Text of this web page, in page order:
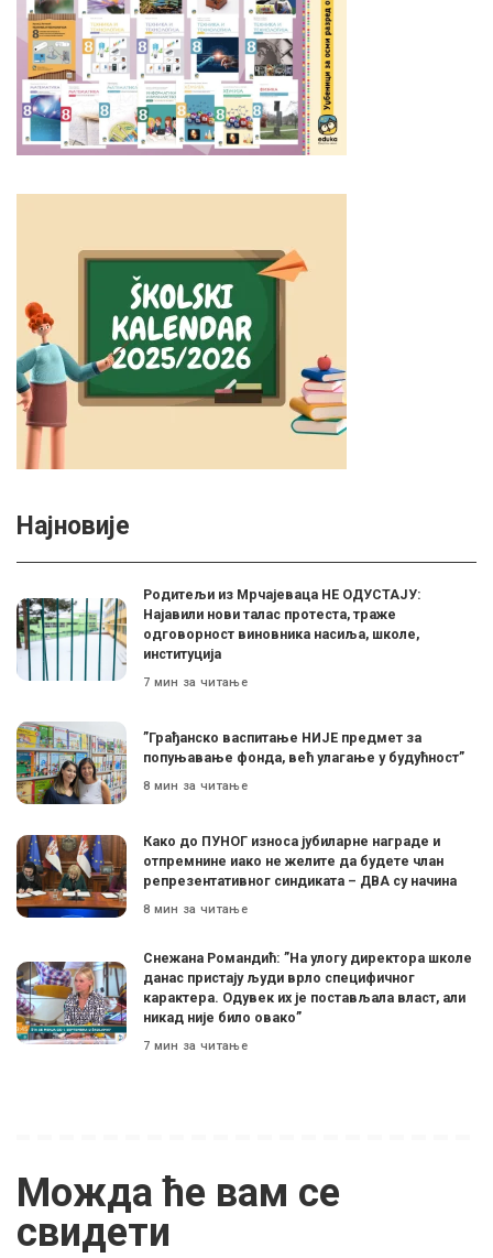
Најновије
Родитељи из Мрчајеваца НЕ ОДУСТАЈУ:
Најавили нови талас протеста, траже
одговорност виновника насиља, школе,
институција
7 мин за читање
”Грађанско васпитање НИЈЕ предмет за
попуњавање фонда, већ улагање у будућност”
8 мин за читање
Како до ПУНОГ износа јубиларне награде и
отпремнине иако не желите да будете члан
репрезентативног синдиката – ДВА су начина
8 мин за читање
Снежана Романдић: ”На улогу директора школе
данас пристају људи врло специфичног
карактера. Одувек их је постављала власт, али
никад није било овако”
7 мин за читање
Можда ће вам се
свидети